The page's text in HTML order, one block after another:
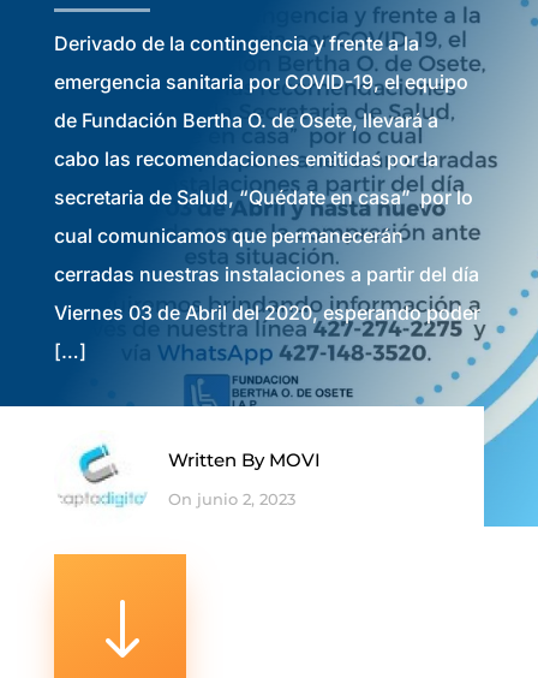
Derivado de la contingencia y frente a la
emergencia sanitaria por COVID-19, el equipo
de Fundación Bertha O. de Osete, llevará a
cabo las recomendaciones emitidas por la
secretaria de Salud, “Quédate en casa” por lo
cual comunicamos que permanecerán
cerradas nuestras instalaciones a partir del día
Viernes 03 de Abril del 2020, esperando poder
[…]
Written By MOVI
On junio 2, 2023
"